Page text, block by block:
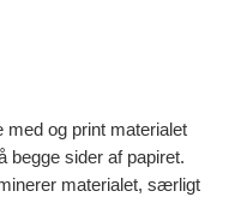
og print materialet
begge sider af papiret.
materialet, særligt